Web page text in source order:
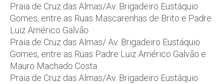
Praia de Cruz das Almas/Av. Brigadeiro Eustáquio
Gomes, entre as Ruas Mascarenhas de Brito e Padre
Luiz Américo Galvão
Praia de Cruz das Almas/ Av. Brigadeiro Eustáquio
Gomes, entre as Ruas Padre Luiz Américo Galvão e
Mauro Machado Costa
Praia de Cruz das Almas/Av. Brigadeiro Eustáquio